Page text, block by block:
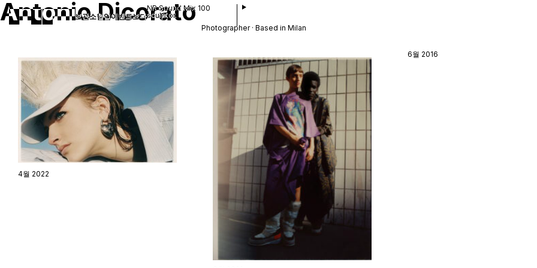
보관소협업이벤트보다
NR Sound Mix 100
sculptor.
Antonio Dicorato
Photographer · Based in Milan
4월 2022
6월 2016